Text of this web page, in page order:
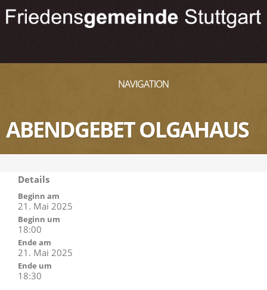
NAVIGATION
ABENDGEBET OLGAHAUS
Details
Beginn am
21. Mai 2025
Beginn um
18:00
Ende am
21. Mai 2025
Ende um
18:30